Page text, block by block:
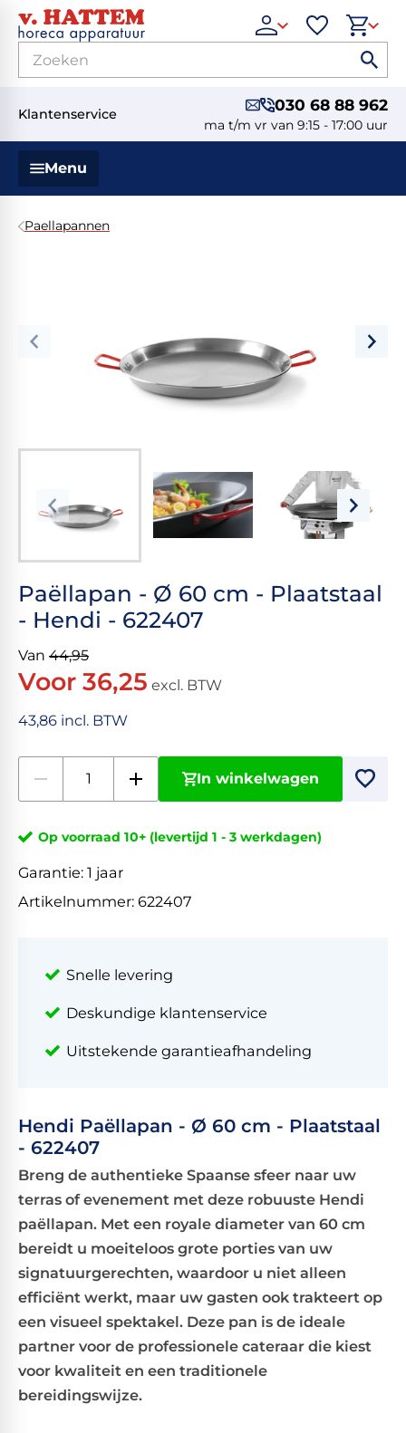
Klantenservice 030 68 88 962
ma t/m vr van 9:15 - 17:00 uur
Menu
Paellapannen
Paëllapan - Ø 60 cm - Plaatstaal
- Hendi - 622407
Van 44,95
Voor 36,25 excl. BTW
43,86 incl. BTW
In winkelwagen
Op voorraad 10+ (levertijd 1 - 3 werkdagen)
Garantie: 1 jaar
Artikelnummer: 622407
Snelle levering
Deskundige klantenservice
Uitstekende garantieafhandeling
Hendi Paëllapan - Ø 60 cm - Plaatstaal
- 622407
Breng de authentieke Spaanse sfeer naar uw
terras of evenement met deze robuuste Hendi
paëllapan. Met een royale diameter van 60 cm
bereidt u moeiteloos grote porties van uw
signatuurgerechten, waardoor u niet alleen
efficiënt werkt, maar uw gasten ook trakteert op
een visueel spektakel. Deze pan is de ideale
partner voor de professionele cateraar die kiest
voor kwaliteit en een traditionele
bereidingswijze.